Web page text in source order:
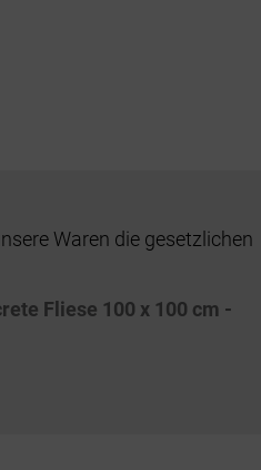
Waren die gesetzlichen
Fliese 100 x 100 cm -